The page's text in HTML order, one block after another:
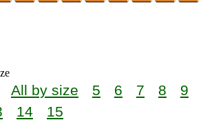
All by size 5 6 7 8
9
14 15